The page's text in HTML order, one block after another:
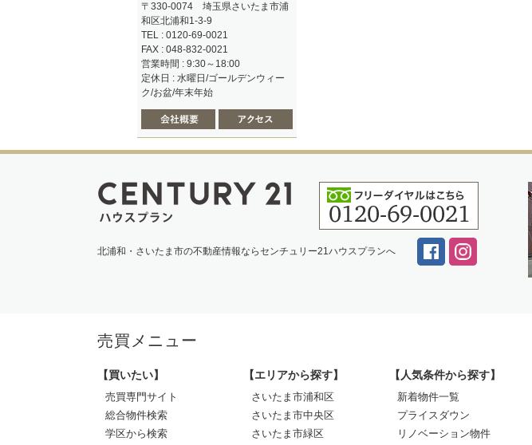
〒330-0074 埼玉県さいたま市浦
和区北浦和1-3-9
TEL : 0120-69-0021
FAX : 048-832-0021
営業時間 : 9:30～18:00
定休日 : 水曜日/ゴールデンウィー
ク/お盆/年末年始
北浦和・さいたま市の不動産情報ならセンチュリー21ハウスプランへ
売買メニュー
【買いたい】
売買専門サイト
総合物件検索
学区から検索
【エリアから探す】
さいたま市浦和区
さいたま市中央区
さいたま市緑区
【人気条件から探す】
新着物件一覧
プライスダウン
リノベーション物件